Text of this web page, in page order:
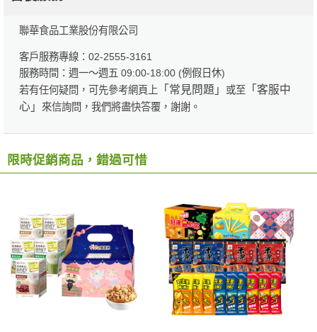
聯華食品工業股份有限公司
客戶服務專線：02-2555-3161
服務時間：週一～週五 09:00-18:00 (例假日休)
若有任何疑問，可先參考網頁上 「常見問題」 或至「客服中
心」
來信詢問，我們將盡快答覆，謝謝。
限時促銷商品，錯過可惜